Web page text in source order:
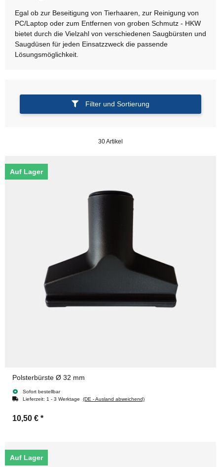
Egal ob zur Beseitigung von Tierhaaren, zur Reinigung von
PC/Laptop oder zum Entfernen von groben Schmutz - HKW
bietet durch die Vielzahl von verschiedenen Saugbürsten und
Saugdüsen für jeden Einsatzzweck die passende
Lösungsmöglichkeit.
Filter und Sortierung
30 Artikel
Auf Lager
Polsterbürste Ø 32 mm
Sofort bestellbar
Lieferzeit: 1 - 3 Werktage (DE - Ausland abweichend)
10,50 € *
Auf Lager